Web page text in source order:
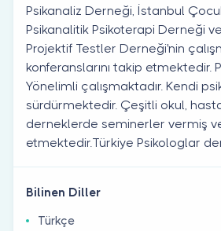
Psikanaliz Derneği, İstanbul
Psikanalitik Psikoterapi Derneği
Projektif Testler Derneği'nin
konferanslarını takip etmektedir.
Yönelimli çalışmaktadır. Kendi
sürdürmektedir. Çeşitli okul,
derneklerde seminerler vermiş
etmektedir.Türkiye Psikologlar
Bilinen Diller
Türkçe